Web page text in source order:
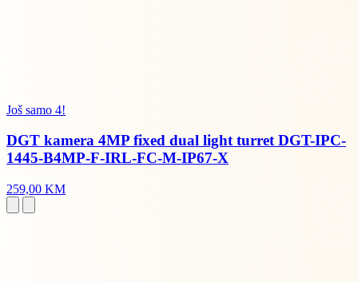
Još samo 4!
DGT kamera 4MP fixed dual light turret DGT-IPC-
1445-B4MP-F-IRL-FC-M-IP67-X
259,00 KM